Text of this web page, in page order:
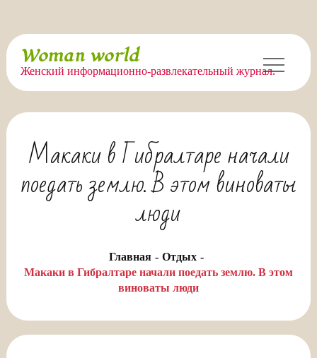
Перейти
содержимому
Woman world
Женский информационно-развлекательный журнал.
Макаки в Гибралтаре начали
поедать землю. В этом виноваты
люди
Главная
Отдых
Макаки в Гибралтаре начали поедать землю. В этом
виноваты люди